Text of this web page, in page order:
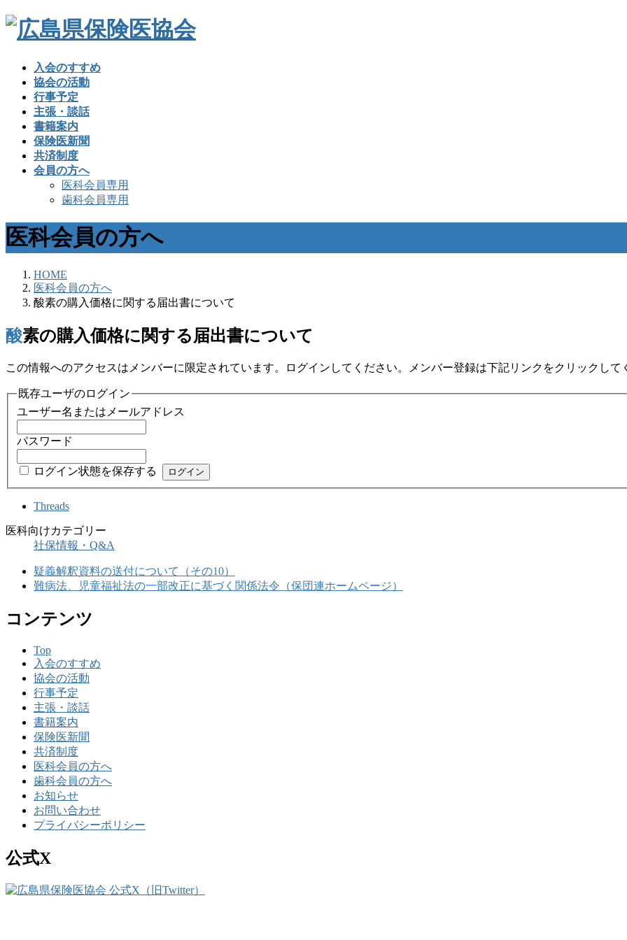
入会のすすめ
協会の活動
行事予定
主張・談話
書籍案内
保険医新聞
共済制度
会員の方へ
医科会員専用
歯科会員専用
医科会員の方へ
HOME
医科会員の方へ
酸素の購入価格に関する届出書について
酸素の購入価格に関する届出書について
この情報へのアクセスはメンバーに限定されています。ログインしてください。メンバー登録は下記リンクをクリックして
既存ユーザのログイン
ユーザー名またはメールアドレス
パスワード
ログイン状態を保存する
Threads
医科向けカテゴリー
社保情報・Q&A
疑義解釈資料の送付について（その10）
難病法、児童福祉法の一部改正に基づく関係法令（保団連ホームページ）
コンテンツ
Top
入会のすすめ
協会の活動
行事予定
主張・談話
書籍案内
保険医新聞
共済制度
医科会員の方へ
歯科会員の方へ
お知らせ
お問い合わせ
プライバシーポリシー
公式X